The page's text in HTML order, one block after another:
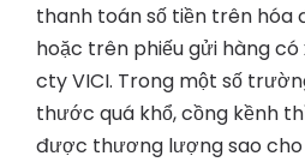
thanh toán số tiền trên hóa
hoặc trên phiếu gửi hàng có
cty VICI. Trong một số
thước quá khổ, cồng kềnh
được thương lượng sao